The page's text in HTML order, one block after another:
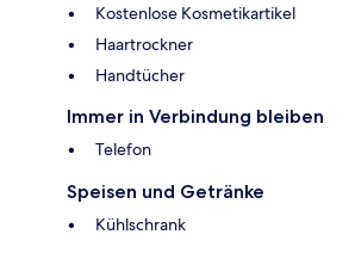
Kostenlose Kosmetikartikel
Haartrockner
Handtücher
Immer in Verbindung bleiben
Telefon
Speisen und Getränke
Kühlschrank